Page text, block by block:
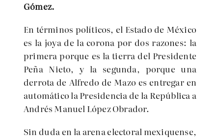
Gómez.
En términos políticos, el Estado de México
es la joya de la corona por dos razones: la
primera porque es la tierra del Presidente
Peña Nieto, y la segunda, porque una
derrota de Alfredo de Mazo es entregar en
automático la Presidencia de la República a
Andrés Manuel López Obrador.
Sin duda en la arena electoral mexiquense,